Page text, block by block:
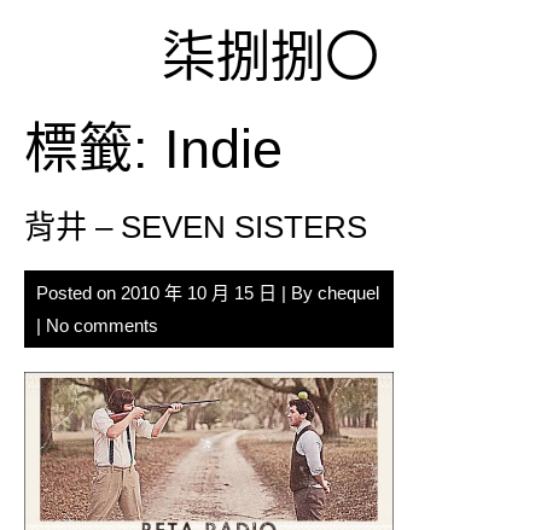
柒捌捌〇
標籤: Indie
背井 – SEVEN SISTERS
Posted on 2010 年 10 月 15 日 | By chequel
| No comments